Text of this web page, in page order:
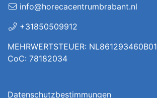
info@horecacentrumbrabant.nl
+31850509912
MEHRWERTSTEUER: NL861293460B01
CoC: 78182034
Datenschutzbestimmungen